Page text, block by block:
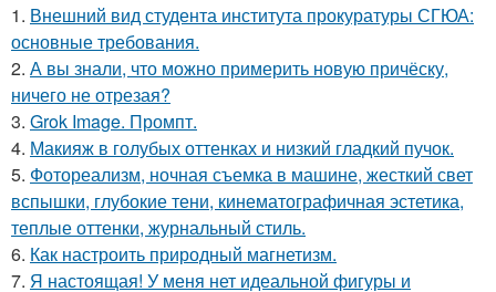
1. Внешний вид студента института прокуратуры СГЮА:
основные требования.
2. А вы знали, что можно примерить новую причёску,
ничего не отрезая?
3. Grok Image. Промпт.
4. Макияж в голубых оттенках и низкий гладкий пучок.
5. Фотореализм, ночная съемка в машине, жесткий свет
вспышки, глубокие тени, кинематографичная эстетика,
теплые оттенки, журнальный стиль.
6. Как настроить природный магнетизм.
7. Я настоящая! У меня нет идеальной фигуры и